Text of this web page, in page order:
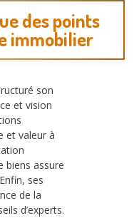
des points
immobilier
son
et vision
et valeur à
biens assure
ses
de la
d’experts.